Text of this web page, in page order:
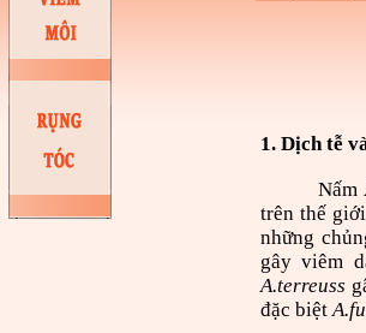
1. Dịch tễ
Nấm
trên thế
những
gây viêm
A.terreuss
đặc biệt